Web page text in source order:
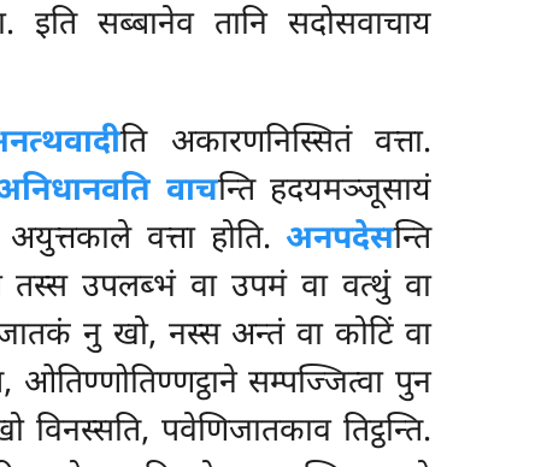
इति सब्बानेव तानि सदोसवाचाय
ति अकारणनिस्सितं वत्ता.
वाचन्ति हदयमञ्जूसायं
वत्ता होति. अनपदेसन्ति
तस्स उपलब्भं वा उपमं वा वत्थुं वा
नु खो, नस्स अन्तं वा कोटिं वा
सम्पज्जित्वा पुन
पवेणिजातकाव तिट्ठन्ति.